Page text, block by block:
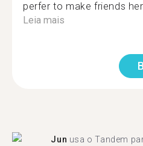
perfer to make friends
Leia mais
Jun usa o Tandem